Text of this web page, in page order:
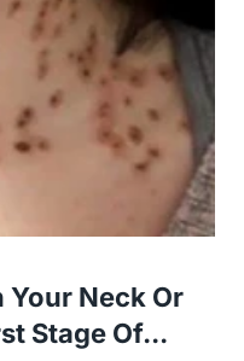
Your Neck Or
Stage Of...